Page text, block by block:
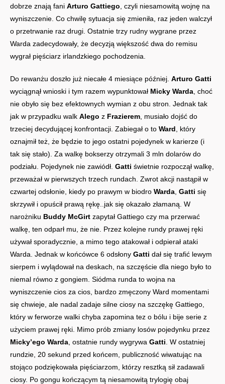
dobrze znają fani Arturo Gattiego , czyli niesamowitą wojnę na
wyniszczenie. Co chwilę sytuacja się zmieniła, raz jeden walczył
o przetrwanie raz drugi. Ostatnie trzy rudny wygrane przez
Warda zadecydowały, że decyzją większość dwa do remisu
wygrał pięściarz irlandzkiego pochodzenia.
Do rewanżu doszło już niecałe 4 miesiące później. Arturo Gatti
wyciągnął wnioski i tym razem wypunktował Micky Warda , choć
nie obyło się bez efektownych wymian z obu stron. Jednak tak
jak w przypadku walk Alego z Frazierem , musiało dojść do
trzeciej decydującej konfrontacji. Zabiegał o to Ward , który
oznajmił też, że będzie to jego ostatni pojedynek w karierze (i
tak się stało). Za walkę bokserzy otrzymali 3 mln dolarów do
podziału. Pojedynek nie zawiódł. Gatti świetnie rozpoczął walkę,
przeważał w pierwszych trzech rundach. Zwrot akcji nastąpił w
czwartej odsłonie, kiedy po prawym w biodro Warda Gatti się
skrzywił i opuścił prawą rękę..jak się okazało złamaną. W
narożniku Buddy McGirt zapytał Gattiego czy ma przerwać
walkę, ten odparł mu, że nie. Przez kolejne rundy prawej ręki
używał sporadycznie, a mimo tego atakował i odpierał ataki
Warda. Jednak w końcówce 6 odsłony Gatti dał się trafić lewym
sierpem i wylądował na deskach, na szczęście dla niego było to
niemal równo z gongiem. Siódma runda to wojna na
wyniszczenie cios za cios, bardzo zmęczony Ward momentami
się chwieje, ale nadal zadaje silne ciosy na szczękę Gattiego,
który w ferworze walki chyba zapomina tez o bólu i bije serie z
użyciem prawej ręki. Mimo prób zmiany losów pojedynku przez
Micky’ego Warda , ostatnie rundy wygrywa Gatti . W ostatniej
rundzie, 20 sekund przed końcem, publiczność wiwatując na
stojąco podziękowała pięściarzom, którzy resztką sił zadawali
ciosy. Po gongu kończącym tą niesamowitą trylogię obaj